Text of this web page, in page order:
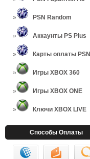
PSN Random
Аккаунты PS Plus
Карты оплаты PSN
Игры XBOX 360
Игры XBOX ONE
Ключи XBOX LIVE
Способы Оплаты